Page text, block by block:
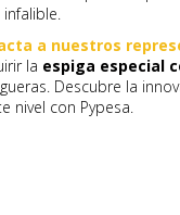
a nuestros
la espiga especial
Descubre la
nivel con Pypesa.